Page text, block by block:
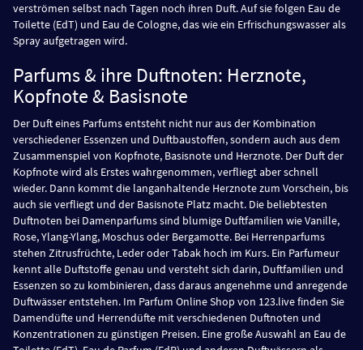
verströmen selbst nach Tagen noch ihren Duft. Auf sie folgen Eau de
Toilette (EdT) und Eau de Cologne, das wie ein Erfrischungswasser als
Spray aufgetragen wird.
Parfums & ihre Duftnoten: Herznote,
Kopfnote & Basisnote
Der Duft eines Parfums entsteht nicht nur aus der Kombination
verschiedener Essenzen und Duftbaustoffen, sondern auch aus dem
Zusammenspiel von Kopfnote, Basisnote und Herznote. Der Duft der
Kopfnote wird als Erstes wahrgenommen, verfliegt aber schnell
wieder. Dann kommt die langanhaltende Herznote zum Vorschein, bis
auch sie verfliegt und der Basisnote Platz macht. Die beliebtesten
Duftnoten bei Damenparfums sind blumige Duftfamilien wie Vanille,
Rose, Ylang-Ylang, Moschus oder Bergamotte. Bei Herrenparfums
stehen Zitrusfrüchte, Leder oder Tabak hoch im Kurs. Ein Parfumeur
kennt alle Duftstoffe genau und versteht sich darin, Duftfamilien und
Essenzen so zu kombinieren, dass daraus angenehme und anregende
Duftwässer entstehen. Im Parfum Online Shop von 123.live finden Sie
Damendüfte und Herrendüfte mit verschiedenen Duftnoten und
Konzentrationen zu günstigen Preisen. Eine große Auswahl an Eau de